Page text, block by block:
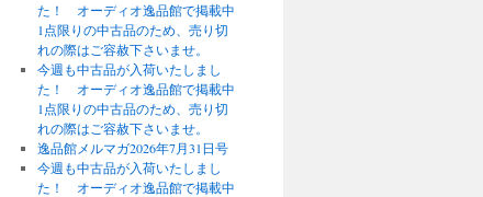
た！ オーディオ逸品館で掲載中
1点限りの中古品のため、売り切
れの際はご容赦下さいませ。
今週も中古品が入荷いたしまし
た！ オーディオ逸品館で掲載中
1点限りの中古品のため、売り切
れの際はご容赦下さいませ。
逸品館メルマガ2026年7月31日号
今週も中古品が入荷いたしまし
た！ オーディオ逸品館で掲載中